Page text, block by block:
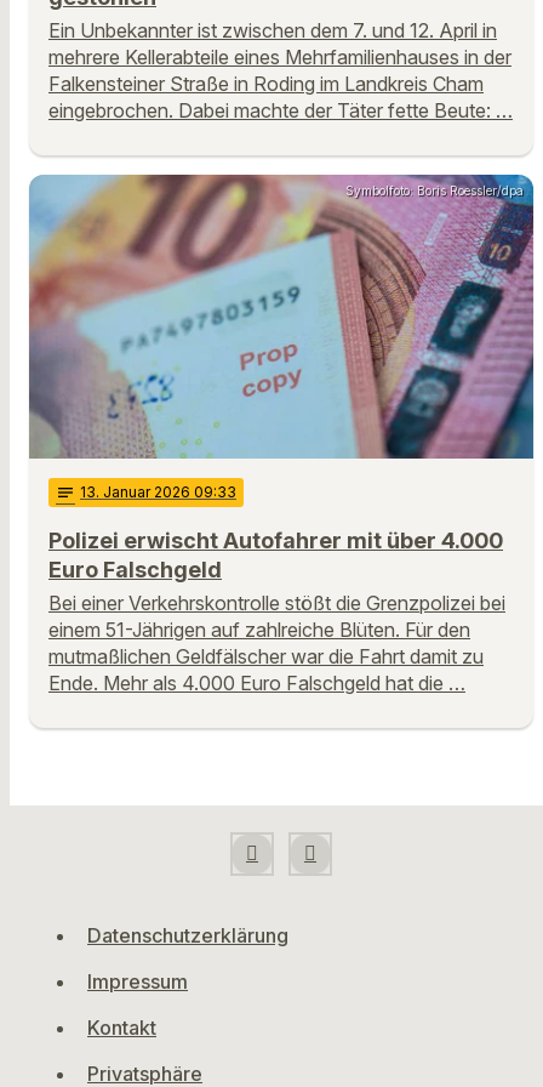
Ein Unbekannter ist zwischen dem 7. und 12. April in
mehrere Kellerabteile eines Mehrfamilienhauses in der
Falkensteiner Straße in Roding im Landkreis Cham
eingebrochen. Dabei machte der Täter fette Beute: …
Symbolfoto: Boris Roessler/dpa
notes 13. Januar 2026 09:33
Polizei erwischt Autofahrer mit über 4.000
Euro Falschgeld
Bei einer Verkehrskontrolle stößt die Grenzpolizei bei
einem 51-Jährigen auf zahlreiche Blüten. Für den
mutmaßlichen Geldfälscher war die Fahrt damit zu
Ende. Mehr als 4.000 Euro Falschgeld hat die …
Datenschutzerklärung
Impressum
Kontakt
Privatsphäre